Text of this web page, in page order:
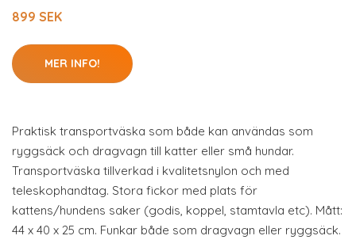
899 SEK
MER INFO!
Praktisk transportväska som både kan användas som
ryggsäck och dragvagn till katter eller små hundar.
Transportväska tillverkad i kvalitetsnylon och med
teleskophandtag. Stora fickor med plats för
kattens/hundens saker (godis, koppel, stamtavla etc). Mått:
44 x 40 x 25 cm. Funkar både som dragvagn eller ryggsäck.